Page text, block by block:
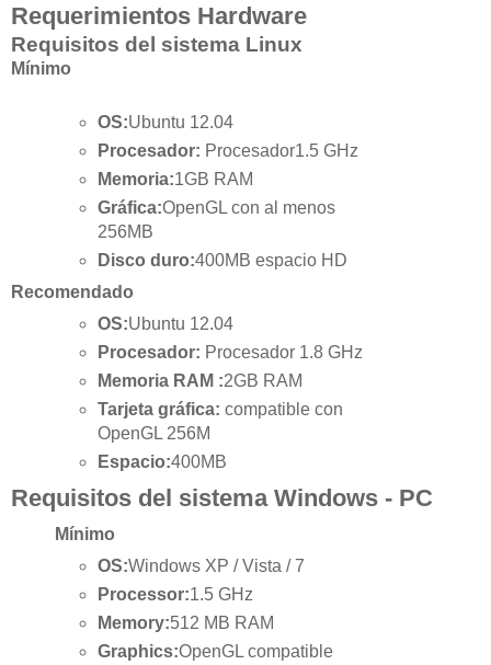
Requerimientos Hardware
Requisitos del sistema Linux
Mínimo
OS:Ubuntu 12.04
Procesador: Procesador1.5 GHz
Memoria:1GB RAM
Gráfica:OpenGL con al menos
256MB
Disco duro:400MB espacio HD
Recomendado
OS:Ubuntu 12.04
Procesador: Procesador 1.8 GHz
Memoria RAM :2GB RAM
Tarjeta gráfica:compatible con
OpenGL 256M
Espacio:400MB
Requisitos del sistema Windows - PC
Mínimo
OS:Windows XP / Vista / 7
Processor:1.5 GHz
Memory:512 MB RAM
Graphics:OpenGL compatible